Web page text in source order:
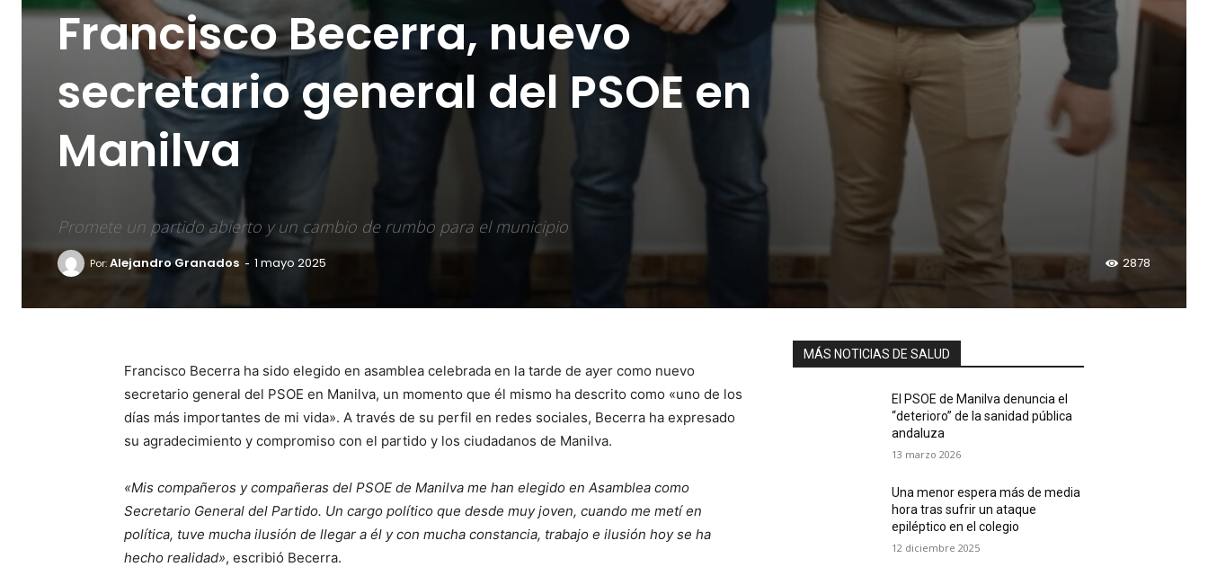
Francisco Becerra, nuevo
secretario general del PSOE en
Manilva
Promete un partido abierto y un cambio de rumbo para el municipio
Por:Alejandro Granados - 1 mayo 2025 2878
Francisco Becerra ha sido elegido en asamblea celebrada en la tarde de ayer como nuevo
secretario general del PSOE en Manilva, un momento que él mismo ha descrito como «uno de los
días más importantes de mi vida». A través de su perfil en redes sociales, Becerra ha expresado
su agradecimiento y compromiso con el partido y los ciudadanos de Manilva.
«Mis compañeros y compañeras del PSOE de Manilva me han elegido en Asamblea como
Secretario General del Partido. Un cargo político que desde muy joven, cuando me metí en
política, tuve mucha ilusión de llegar a él y con mucha constancia, trabajo e ilusión hoy se ha
hecho realidad», escribió Becerra.
MÁS NOTICIAS DE SALUD
El PSOE de Manilva denuncia el
“deterioro” de la sanidad pública
andaluza
13 marzo 2026
Una menor espera más de media
hora tras sufrir un ataque
epiléptico en el colegio
12 diciembre 2025